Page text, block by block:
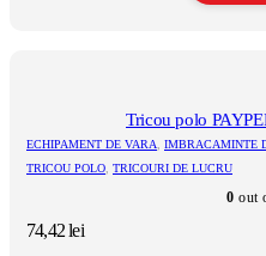
variații.
Opțiunile
pot
alese
în
Tricou polo
ECHIPAMENT DE VARA, IMBRACAMINTE
TRICOU POLO, TRICOURI DE LUCRU
0 out
74,42lei